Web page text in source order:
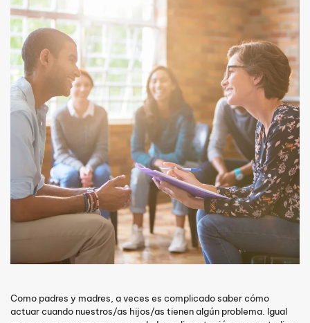
Como padres y madres, a veces es complicado saber cómo
actuar cuando nuestros/as hijos/as tienen algún problema. Igual